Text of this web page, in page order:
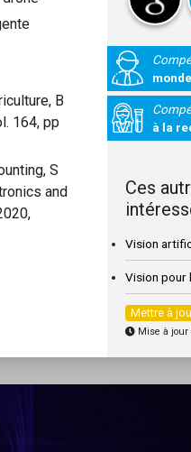
B
164, pp
S
and
à la
Ces
Vision
Vision pour
Mettre à
Mise à jour